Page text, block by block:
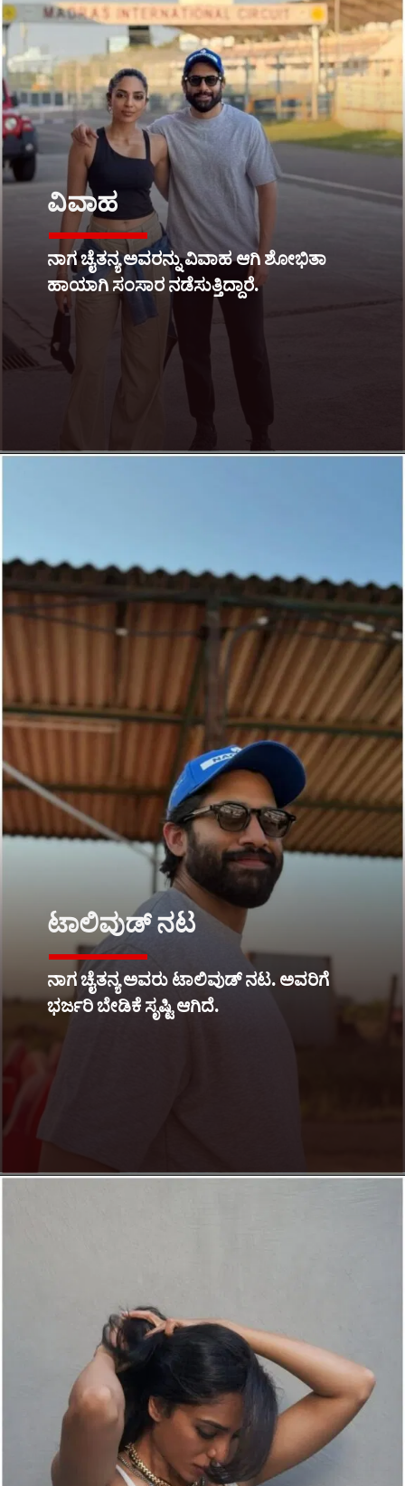
ವಿವಾಹ
ನಾಗ ಚೈತನ್ಯ ಅವರನ್ನು ವಿವಾಹ ಆಗಿ ಶೋಭಿತಾ
ಹಾಯಾಗಿ ಸಂಸಾರ ನಡೆಸುತ್ತಿದ್ದಾರೆ.
ಟಾಲಿವುಡ್ ನಟ
ನಾಗ ಚೈತನ್ಯ ಅವರು ಟಾಲಿವುಡ್ ನಟ. ಅವರಿಗೆ
ಭರ್ಜರಿ ಬೇಡಿಕೆ ಸೃಷ್ಟಿ ಆಗಿದೆ.